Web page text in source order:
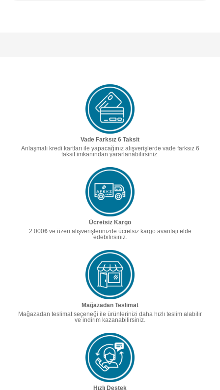
Vade Farksız 6 Taksit
Anlaşmalı kredi kartları ile yapacağınız alışverişlerde vade farksız 6
taksit imkanından yararlanabilirsiniz.
Ücretsiz Kargo
2.000₺ ve üzeri alışverişlerinizde ücretsiz kargo avantajı elde
edebilirsiniz.
Mağazadan Teslimat
Mağazadan teslimat seçeneği ile ürünlerinizi daha hızlı teslim alabilir
ve indirim kazanabilirsiniz.
Hızlı Destek